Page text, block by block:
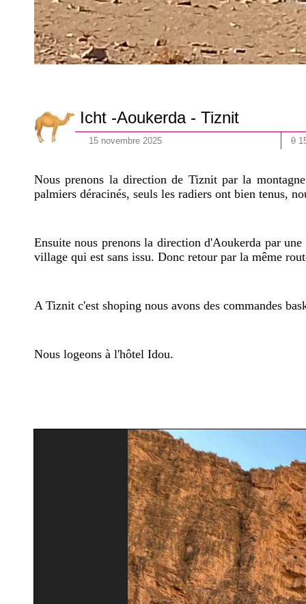
Icht -Aoukerda - Tiznit
15 novembre 2025 θ
Nous prenons la direction de Tiznit par la
palmiers déracinés, seuls les radiers ont bien tenus,
Ensuite nous prenons la direction d'Aoukerda par
village qui est sans issu. Donc retour par la même
A Tiznit c'est shoping nous avons des commandes
Nous logeons à l'hôtel Idou.